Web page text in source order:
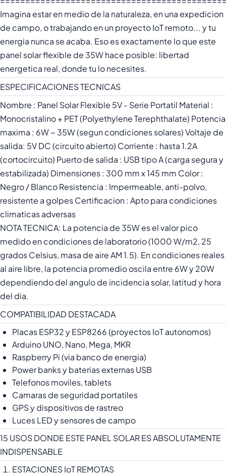
Imagina estar en medio de la naturaleza, en una expedicion
de campo, o trabajando en un proyecto IoT remoto... y tu
energia nunca se acaba. Eso es exactamente lo que este
panel solar flexible de 35W hace posible: libertad
energetica real, donde tu lo necesites.
ESPECIFICACIONES TECNICAS
Nombre : Panel Solar Flexible 5V - Serie Portatil Material :
Monocristalino + PET (Polyethylene Terephthalate) Potencia
maxima : 6W ~ 35W (segun condiciones solares) Voltaje de
salida: 5V DC (circuito abierto) Corriente : hasta 1.2A
(cortocircuito) Puerto de salida : USB tipo A (carga segura y
estabilizada) Dimensiones : 300 mm x 145 mm Color :
Negro / Blanco Resistencia : Impermeable, anti-polvo,
resistente a golpes Certificacion : Apto para condiciones
climaticas adversas
NOTA TECNICA: La potencia de 35W es el valor pico
medido en condiciones de laboratorio (1000 W/m2, 25
grados Celsius, masa de aire AM 1.5). En condiciones reales
al aire libre, la potencia promedio oscila entre 6W y 20W
dependiendo del angulo de incidencia solar, latitud y hora
del dia.
COMPATIBILIDAD DESTACADA
Placas ESP32 y ESP8266 (proyectos IoT autonomos)
Arduino UNO, Nano, Mega, MKR
Raspberry Pi (via banco de energia)
Power banks y baterias externas USB
Telefonos moviles, tablets
Camaras de seguridad portatiles
GPS y dispositivos de rastreo
Luces LED y sensores de campo
15 USOS DONDE ESTE PANEL SOLAR ES ABSOLUTAMENTE
INDISPENSABLE
ESTACIONES IoT REMOTAS